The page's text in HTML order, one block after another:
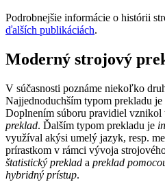
Podrobnejšie informácie o histórii
ďalších publikáciách.
Moderný strojový
V súčasnosti poznáme niekoľko
Najjednoduchším typom prekladu je
Doplnením súboru pravidiel vznikol
preklad. Ďalším typom prekladu je
využíval akýsi umelý jazyk, resp.
prírastkom v rámci vývoja
štatistický preklad a preklad
hybridný prístup.